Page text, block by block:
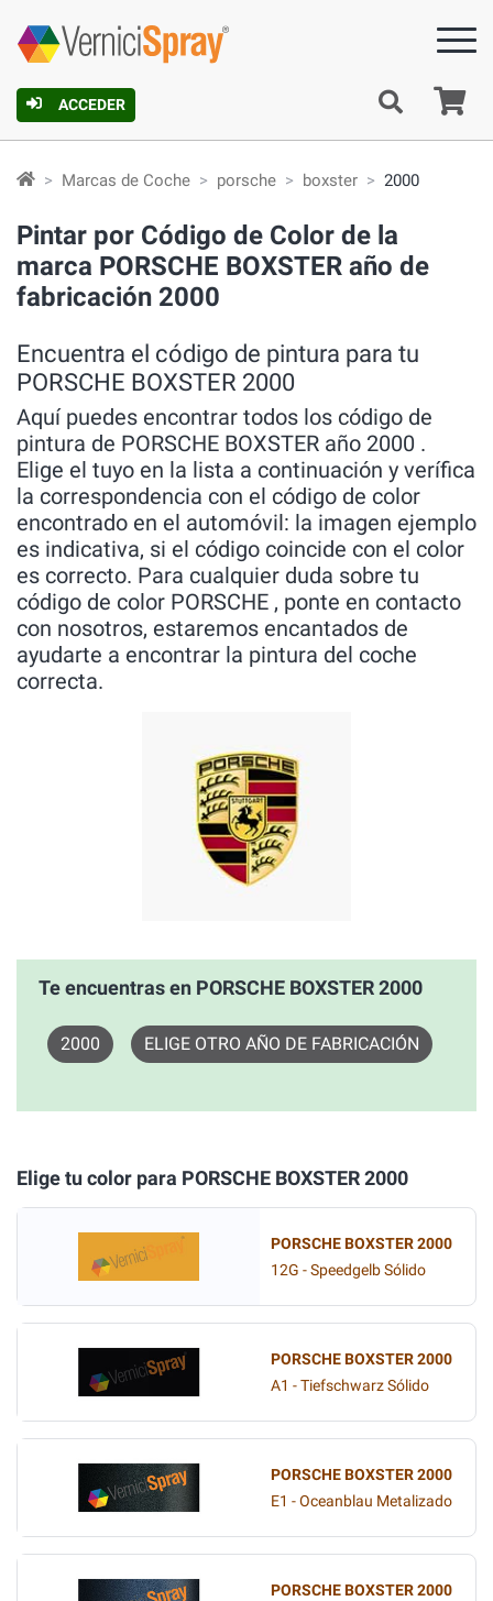
ACCEDER
Marcas de Coche porsche boxster 2000
Pintar por Código de Color de la
marca PORSCHE BOXSTER año de
fabricación 2000
Encuentra el código de pintura para tu
PORSCHE BOXSTER 2000
Aquí puedes encontrar todos los código de
pintura de PORSCHE BOXSTER año 2000 .
Elige el tuyo en la lista a continuación y verífica
la correspondencia con el código de color
encontrado en el automóvil: la imagen ejemplo
es indicativa, si el código coincide con el color
es correcto. Para cualquier duda sobre tu
código de color PORSCHE , ponte en contacto
con nosotros, estaremos encantados de
ayudarte a encontrar la pintura del coche
correcta.
Te encuentras en PORSCHE BOXSTER 2000
2000 ELIGE OTRO AÑO DE FABRICACIÓN
Elige tu color para PORSCHE BOXSTER 2000
PORSCHE BOXSTER 2000
12G - Speedgelb Sólido
PORSCHE BOXSTER 2000
A1 - Tiefschwarz Sólido
PORSCHE BOXSTER 2000
E1 - Oceanblau Metalizado
PORSCHE BOXSTER 2000